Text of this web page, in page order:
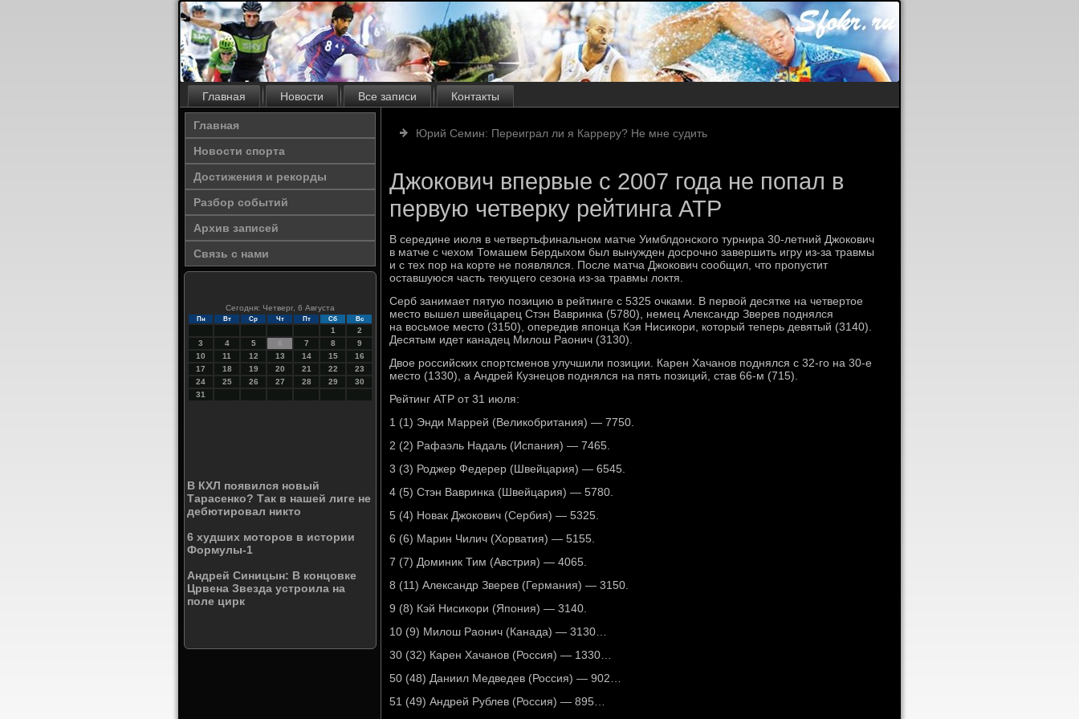
Главная Новости Все записи Контакты
Главная
Новости спорта
Достижения и рекорды
Разбор событий
Архив записей
Связь с нами
Сегодня: Четверг, 6 Августа
Пн Вт Ср Чт Пт Сб Вс
1
2
3
4 5 6 7 8
9
10
11 12 13 14 15
16
17
18 19 20 21 22
23
24
25 26 27 28 29
30
31
В КХЛ появился новый
Тарасенко? Так в нашей лиге не
дебютировал никто
6 худших моторов в истории
Формулы-1
Андрей Синицын: В концовке
Црвена Звезда устроила на
поле цирк
Юрий Семин: Переиграл ли я Карреру? Не мне судить
Джокович впервые с 2007 года не попал в
первую четверку рейтинга ATP
В середине июля в четвертьфинальном матче Уимблдонского турнира 30-летний Джокович
в матче с чехом Томашем Бердыхом был вынужден досрочно завершить игру из-за травмы
и с тех пор на корте не появлялся. После матча Джокович сообщил, что пропустит
оставшуюся часть текущего сезона из-за травмы локтя.
Серб занимает пятую позицию в рейтинге с 5325 очками. В первой десятке на четвертое
место вышел швейцарец Стэн Вавринка (5780), немец Александр Зверев поднялся
на восьмое место (3150), опередив японца Кэя Нисикори, который теперь девятый (3140).
Десятым идет канадец Милош Раонич (3130).
Двое российских спортсменов улучшили позиции. Карен Хачанов поднялся с 32-го на 30-е
место (1330), а Андрей Кузнецов поднялся на пять позиций, став 66-м (715).
Рейтинг ATP от 31 июля:
1 (1) Энди Маррей (Великобритания) — 7750.
2 (2) Рафаэль Надаль (Испания) — 7465.
3 (3) Роджер Федерер (Швейцария) — 6545.
4 (5) Стэн Вавринка (Швейцария) — 5780.
5 (4) Новак Джокович (Сербия) — 5325.
6 (6) Марин Чилич (Хорватия) — 5155.
7 (7) Доминик Тим (Австрия) — 4065.
8 (11) Александр Зверев (Германия) — 3150.
9 (8) Кэй Нисикори (Япония) — 3140.
10 (9) Милош Раонич (Канада) — 3130…
30 (32) Карен Хачанов (Россия) — 1330…
50 (48) Даниил Медведев (Россия) — 902…
51 (49) Андрей Рублев (Россия) — 895…